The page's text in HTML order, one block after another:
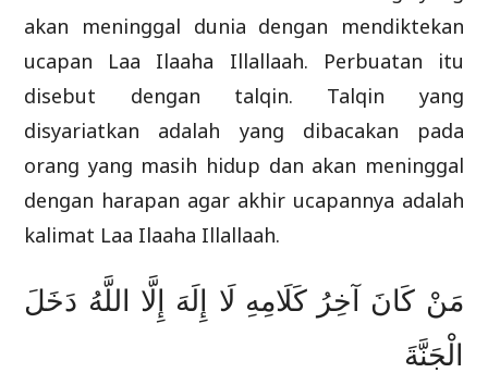
akan meninggal dunia dengan mendiktekan
ucapan Laa Ilaaha Illallaah. Perbuatan itu
disebut dengan talqin. Talqin yang
disyariatkan adalah yang dibacakan pada
orang yang masih hidup dan akan meninggal
dengan harapan agar akhir ucapannya adalah
kalimat Laa Ilaaha Illallaah.
مَنْ كَانَ آخِرُ كَلَامِهِ لَا إِلَهَ إِلَّا اللَّهُ دَخَلَ
الْجَنَّةَ